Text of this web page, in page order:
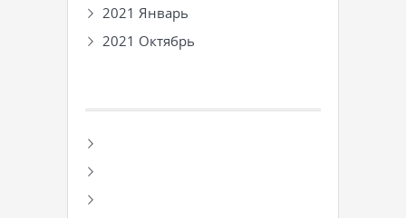
2021 Январь
2021 Октябрь